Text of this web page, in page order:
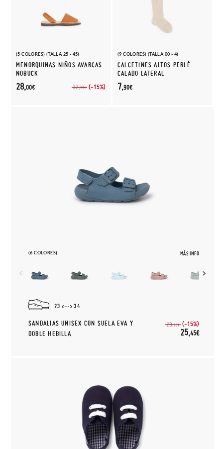
(5 COLORES) (TALLA 25 - 45)
MENORQUINAS NIÑOS AVARCAS
NOBUCK
32,95€ (-15%)
28,00€
(9 COLORES) (TALLA 00 - 4)
CALCETINES ALTOS PERLÉ
CALADO LATERAL
7,90€
(6 COLORES) MÁS INFO
23 34
SANDALIAS UNISEX CON SUELA EVA Y
DOBLE HEBILLA
29,95€ (-15%)
25,45€